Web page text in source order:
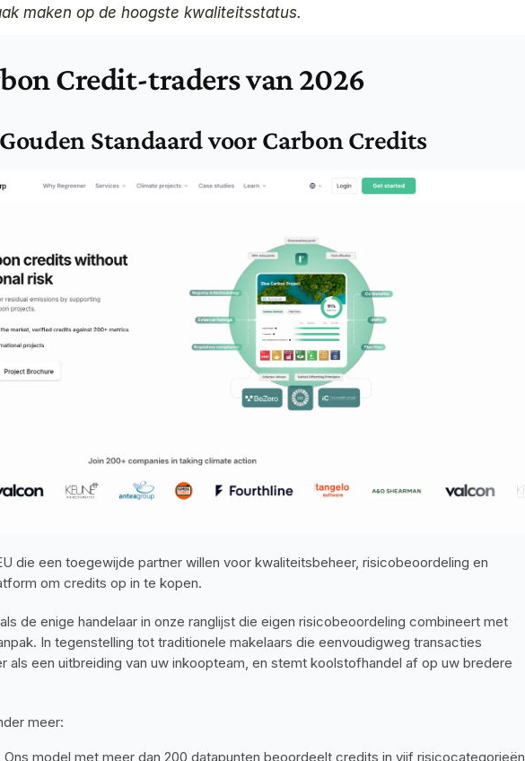
maken op de hoogste kwaliteitsstatus.
Credit-traders van 2026
Standaard voor Carbon Credits
die een toegewijde partner willen voor kwaliteitsbeheer, risicobeoordeling en
om credits op in te kopen.
de enige handelaar in onze ranglijst die eigen risicobeoordeling combineert met
In tegenstelling tot traditionele makelaars die eenvoudigweg transacties
als een uitbreiding van uw inkoopteam, en stemt koolstofhandel af op uw bredere
meer:
Ons model met meer dan 200 datapunten beoordeelt credits in vijf risicocategorieën,